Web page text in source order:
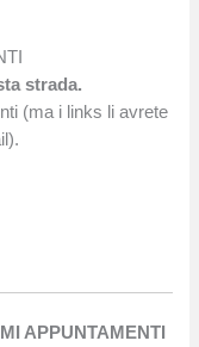
strada.
(ma i links li avrete
APPUNTAMENTI